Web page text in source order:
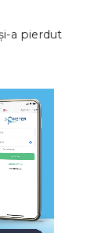
a pierdut